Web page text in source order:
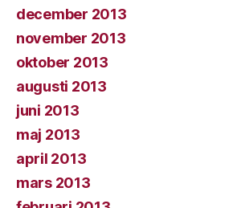
december 2013
november 2013
oktober 2013
augusti 2013
juni 2013
maj 2013
april 2013
mars 2013